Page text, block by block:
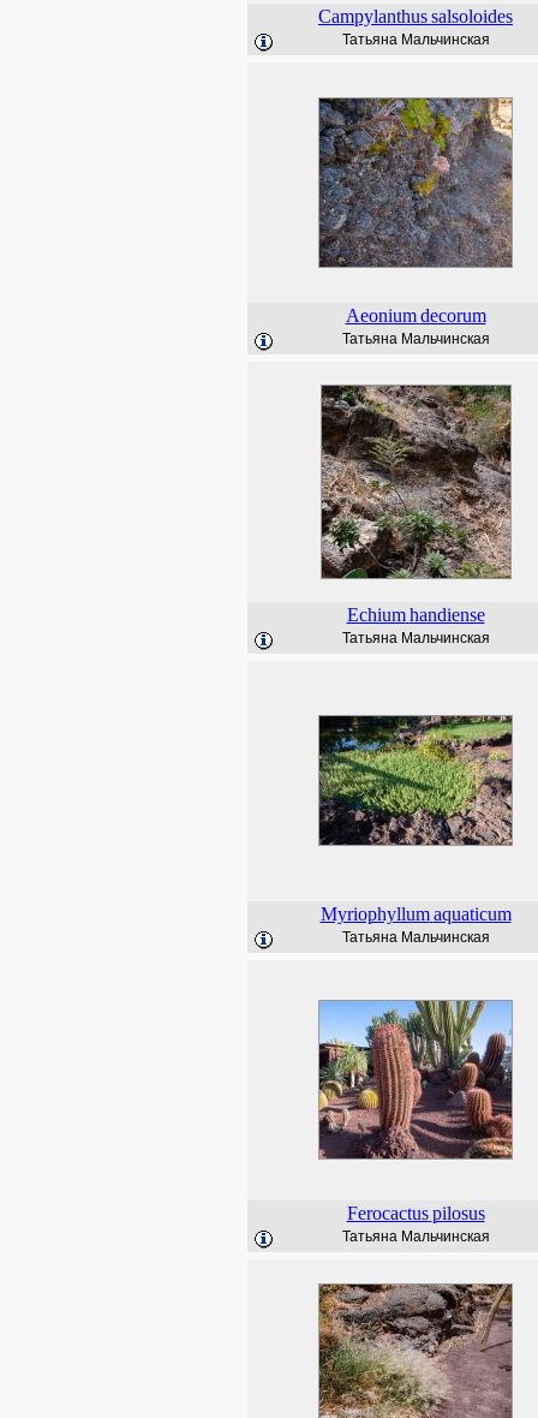
Campylanthussalsoloides
Татьяна Мальчинская
Aeonium decorum
Татьяна Мальчинская
Echium handiense
Татьяна Мальчинская
Myriophyllum aquaticum
Татьяна Мальчинская
Ferocactus pilosus
Татьяна Мальчинская